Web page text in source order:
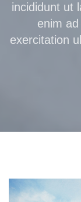
incididunt ut
enim
exercitation